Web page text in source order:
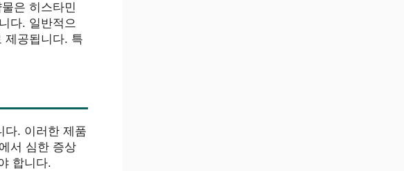
은 히스타민
다. 일반적으
제공됩니다. 특
다. 이러한 제품
서 심한 증상
합니다.